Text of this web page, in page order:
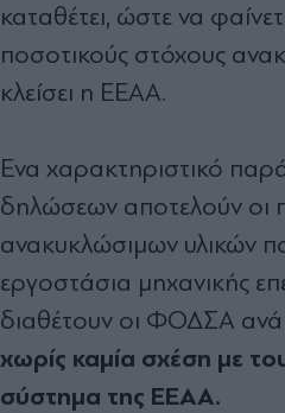
καταθέτει, ώστε να
ποσοτικούς στόχους
κλείσει η ΕΕΑΑ.
Ενα χαρακτηριστικό
δηλώσεων αποτελούν οι
ανακυκλώσιµων υλικών
εργοστάσια µηχανικής
διαθέτουν οι ΦΟ∆ΣΑ
χωρίς καµία σχέση µε
σύστηµα της ΕΕΑΑ.